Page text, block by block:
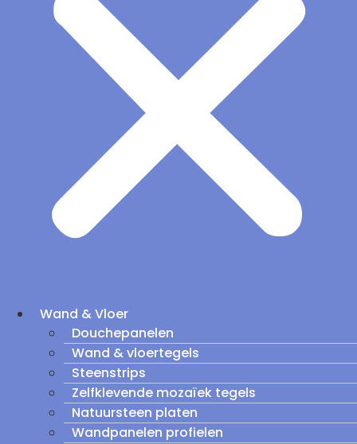
Wand & Vloer
Douchepanelen
Wand & vloertegels
Steenstrips
Zelfklevende mozaïek tegels
Natuursteen platen
Wandpanelen profielen